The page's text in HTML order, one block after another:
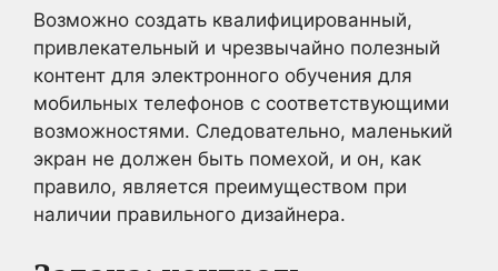
Возможно создать квалифицированный,
привлекательный и чрезвычайно полезный
контент для электронного обучения для
мобильных телефонов с соответствующими
возможностями. Следовательно, маленький
экран не должен быть помехой, и он, как
правило, является преимуществом при
наличии правильного дизайнера.